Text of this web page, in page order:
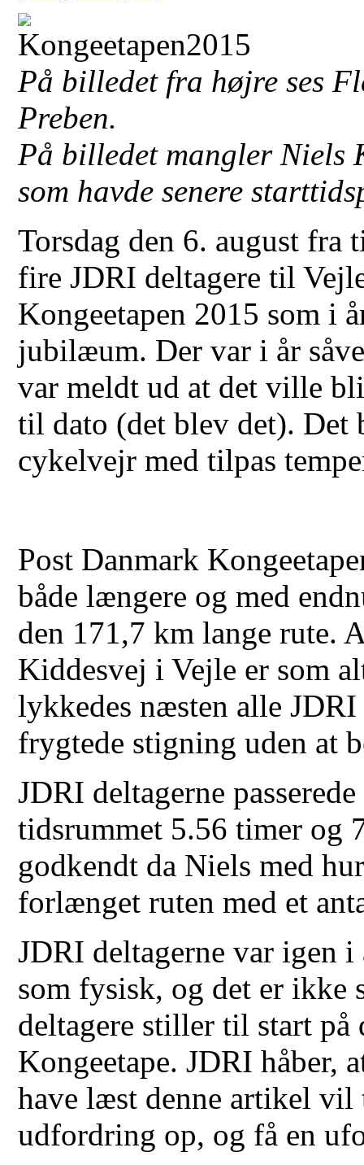
På billedet fra højre ses
Preben.
På billedet mangler Niels
som havde senere
Torsdag den 6. august
fire JDRI deltagere til
Kongeetapen 2015 som i
jubilæum. Der var i år
var meldt ud at det ville
til dato (det blev det). Det
cykelvejr med tilpas
Post Danmark
både længere og med
den 171,7 km lange rute.
Kiddesvej i Vejle er som
lykkedes næsten alle JDRI
frygtede stigning uden at
JDRI deltagerne
tidsrummet 5.56 timer og
godkendt da Niels med
forlænget ruten med et
JDRI deltagerne var igen
som fysisk, og det er ikke
deltagere stiller til start
Kongeetape. JDRI håber,
have læst denne artikel vil
udfordring op, og få en